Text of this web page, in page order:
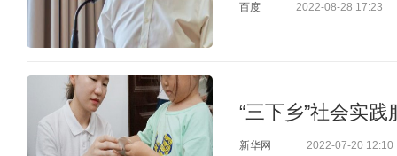
百度 2022-08-28 17:23
“三下乡”社会实
新华网 2022-07-20 12:10